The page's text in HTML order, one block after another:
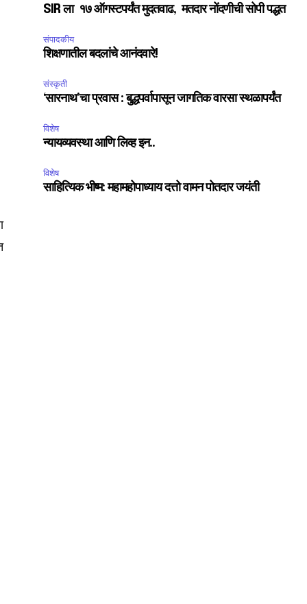
SIR ला १७ ऑगस्टपर्यंत मुदतवाढ, मतदार नोंदणीची सोपी पद्धत
संपादकीय
शिक्षणातील बदलांचे आनंदवारे!
संस्कृती
‘सारनाथ’चा प्रवास : बुद्धपर्वापासून जागतिक वारसा स्थळापर्यंत
विशेष
न्यायव्यवस्था आणि लिव्ह इन..
विशेष
साहित्यिक भीष्म: महामहोपाध्याय दत्तो वामन पोतदार जयंती